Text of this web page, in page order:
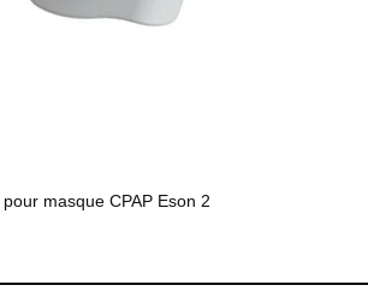
masque CPAP Eson 2